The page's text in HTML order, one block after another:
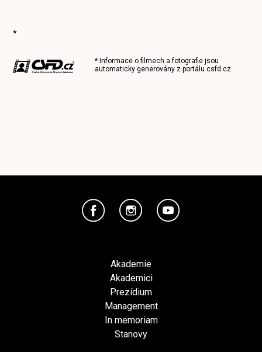
*
* Informace o filmech a fotografie jsou
automaticky generovány z portálucsfd.cz.
Akademie
Akademici
Prezídium
Management
In memoriam
Stanovy